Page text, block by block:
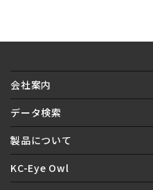
会社案内
ご挨拶
会社概要
ネットワーク
沿革
組織図
環境方針
データ検索
製品について
製品紹介
製品保証
製品履歴
KC-Eye Owl